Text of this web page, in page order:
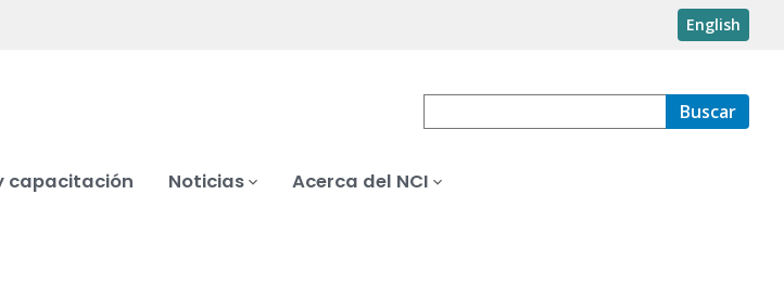
English
Buscar
capacitación Noticias Acerca del NCI